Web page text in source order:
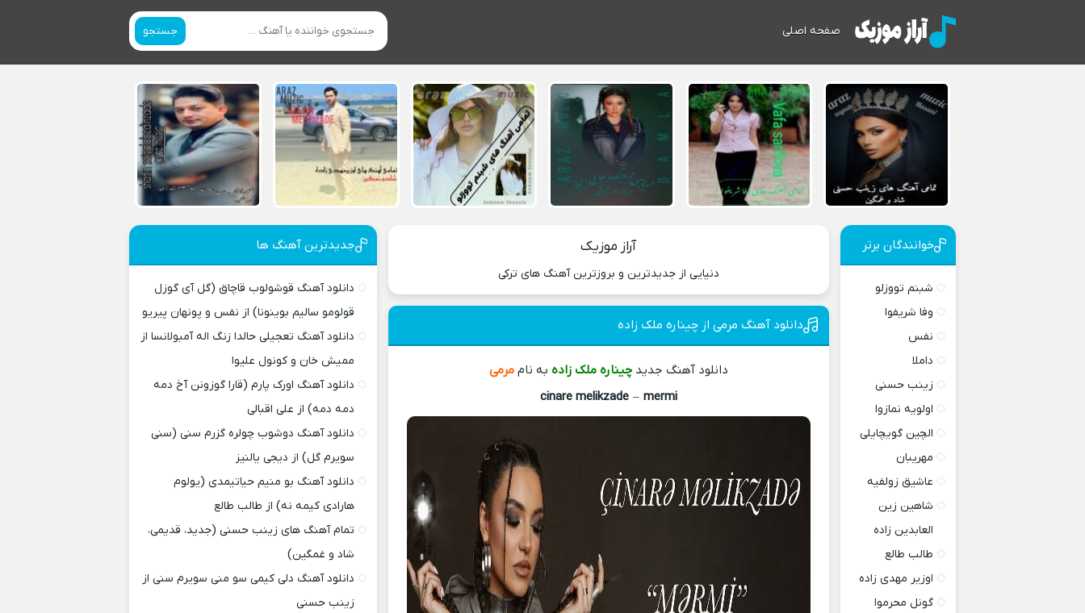
صفحه اصلی جستجو
آراز موزیک
دنیایی از جدیدترین و بروزترین آهنگ های ترکی
دانلود آهنگ مرمی از چیناره ملک زاده
دانلود آهنگ جدیدچیناره ملک زاده به ناممرمی
cinare melikzade – mermi
خوانندگان برتر
شبنم تووزلو
وفا شریفوا
نفس
داملا
زینب حسنی
اولویه نمازوا
الچین گویچایلی
مهریبان
عاشیق زولفیه
شاهین زین
العابدین زاده
طالب طالع
اوزیر مهدی زاده
گونل محرموا
جدیدترین آهنگ ها
دانلود آهنگ قوشولوب قاچاق (گل آی گوزل
قولومو سالیم بوینونا) از نفس و پونهان پیریو
دانلود آهنگ تعجیلی حالدا زنگ اله آمبولانسا از
ممیش خان و کونول علیوا
دانلود آهنگ اورک پارم (قارا گوزونن آخ دمه
دمه دمه) از علی اقبالی
دانلود آهنگ دوشوب چولره گزرم سنی (سنی
سویرم گل) از دیجی یالنیز
دانلود آهنگ بو منیم حیاتیمدی (یولوم
هارادی کیمه نه) از طالب طالع
تمام آهنگ های زینب حسنی (جدید، قدیمی،
شاد و غمگین)
دانلود آهنگ دلی کیمی سو منی سویرم سنی از
زینب حسنی